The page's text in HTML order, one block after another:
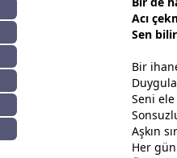
Acı ç
Sen
Bir
Seni
Aşkın
Her gün